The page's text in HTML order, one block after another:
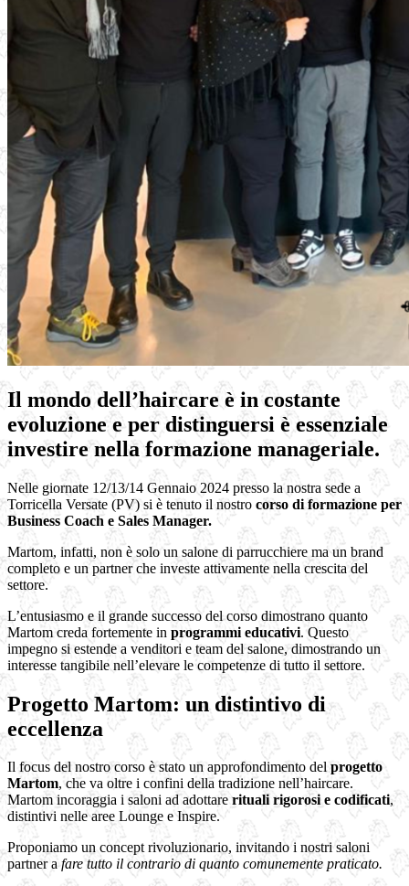
Il mondo dell’haircareè in costante
evoluzione e per distinguersi è essenziale
investire nella formazione manageriale.
Nelle giornate 12/13/14 Gennaio 2024 presso la nostra sede a
Torricella Versate (PV) si è tenuto il nostro corso di formazione per
Business Coach e Sales Manager.
Martom, infatti, non è solo un salone di parrucchiere ma un brand
completo e un partner che investe attivamente nella crescita del
settore.
L’entusiasmo e il grande successo del corso dimostrano quanto
Martom creda fortemente in programmi educativi. Questo
impegno si estende a venditori e team del salone, dimostrando un
interesse tangibile nell’elevare le competenze di tutto il settore.
Progetto Martom: un distintivo di
eccellenza
Il focus del nostro corso è stato un approfondimento delprogetto
Martom, che va oltre i confini della tradizione nell’haircare.
Martom incoraggia i saloni ad adottarerituali rigorosi e codificati,
distintivi nelle aree Lounge e Inspire.
Proponiamo un concept rivoluzionario, invitando i nostri saloni
partner afare tutto il contrario di quanto comunemente praticato.